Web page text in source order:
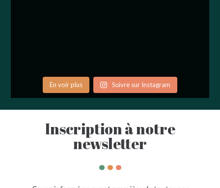
En voir plus Suivre sur Instagram
Inscription à notre
newsletter
...